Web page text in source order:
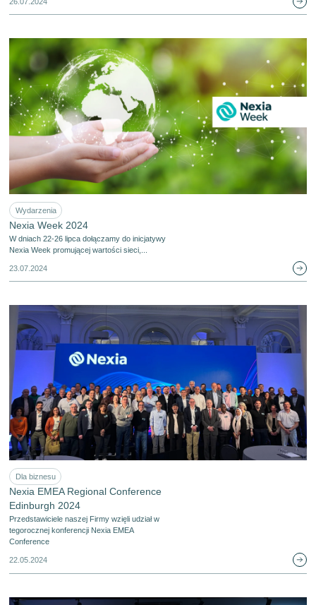
Wydarzenia
Nexia Week 2024
W dniach 22-26 lipca dołączamy do inicjatywy
Nexia Week promującej wartości sieci,...
23.07.2024
Dla biznesu
Nexia EMEA Regional Conference
Edinburgh 2024
Przedstawiciele naszej Firmy wzięli udział w
tegorocznej konferencji Nexia EMEA
Conference
22.05.2024